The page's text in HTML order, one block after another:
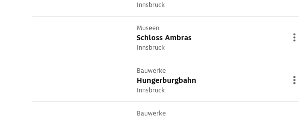
Innsbruck
Museen
Schloss Ambras
Innsbruck
Bauwerke
Hungerburgbahn
Innsbruck
Bauwerke